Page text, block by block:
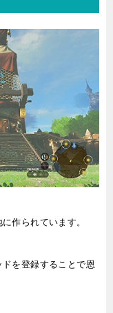
作られています。
を登録することで恩